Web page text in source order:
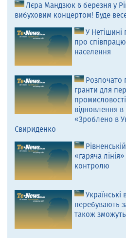
Лєра Мандзюк 6 березня у
вибуховим концертом! Буде
У
про співпрацю
населення
Розпочато
гранти для
відновлення
«Зроблено в
Свириденко
«гаряча
контролю
Українські
перебувають
також